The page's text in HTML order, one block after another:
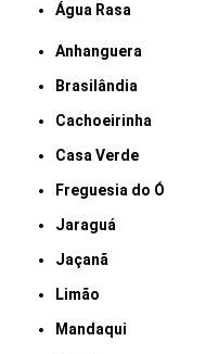
Água Rasa
Anhanguera
Brasilândia
Cachoeirinha
Casa Verde
Freguesia do Ó
Jaraguá
Jaçanã
Limão
Mandaqui